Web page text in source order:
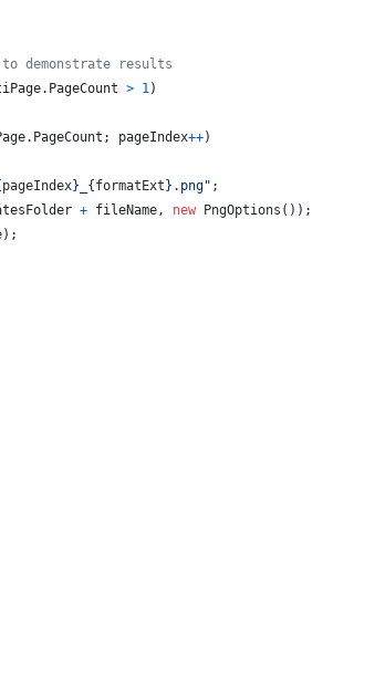
demonstrate results
. PageCount > 1)
. PageCount ; pageIndex++)
pageIndex} { formatExt } .png" ;
+ fileName, new PngOptions ( ) ) ;
) ;